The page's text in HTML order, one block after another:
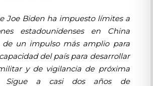
Joe Biden ha impuesto límites a
estadounidenses en China
de un impulso más amplio para
del país para desarrollar
y de vigilancia de próxima
Sigue a casi dos años de